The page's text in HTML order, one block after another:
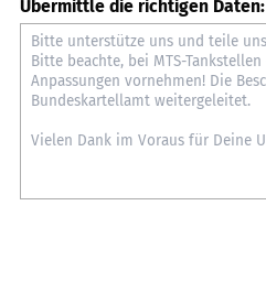
Übermittle die richtigen Daten: